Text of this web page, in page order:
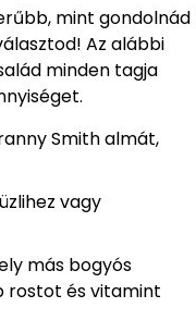
mint gondolnád
Az alábbi
minden tagja
Smith almát,
vagy
más bogyós
rostot és vitamint